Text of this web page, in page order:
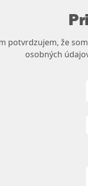
potvrdzujem, že
osobných